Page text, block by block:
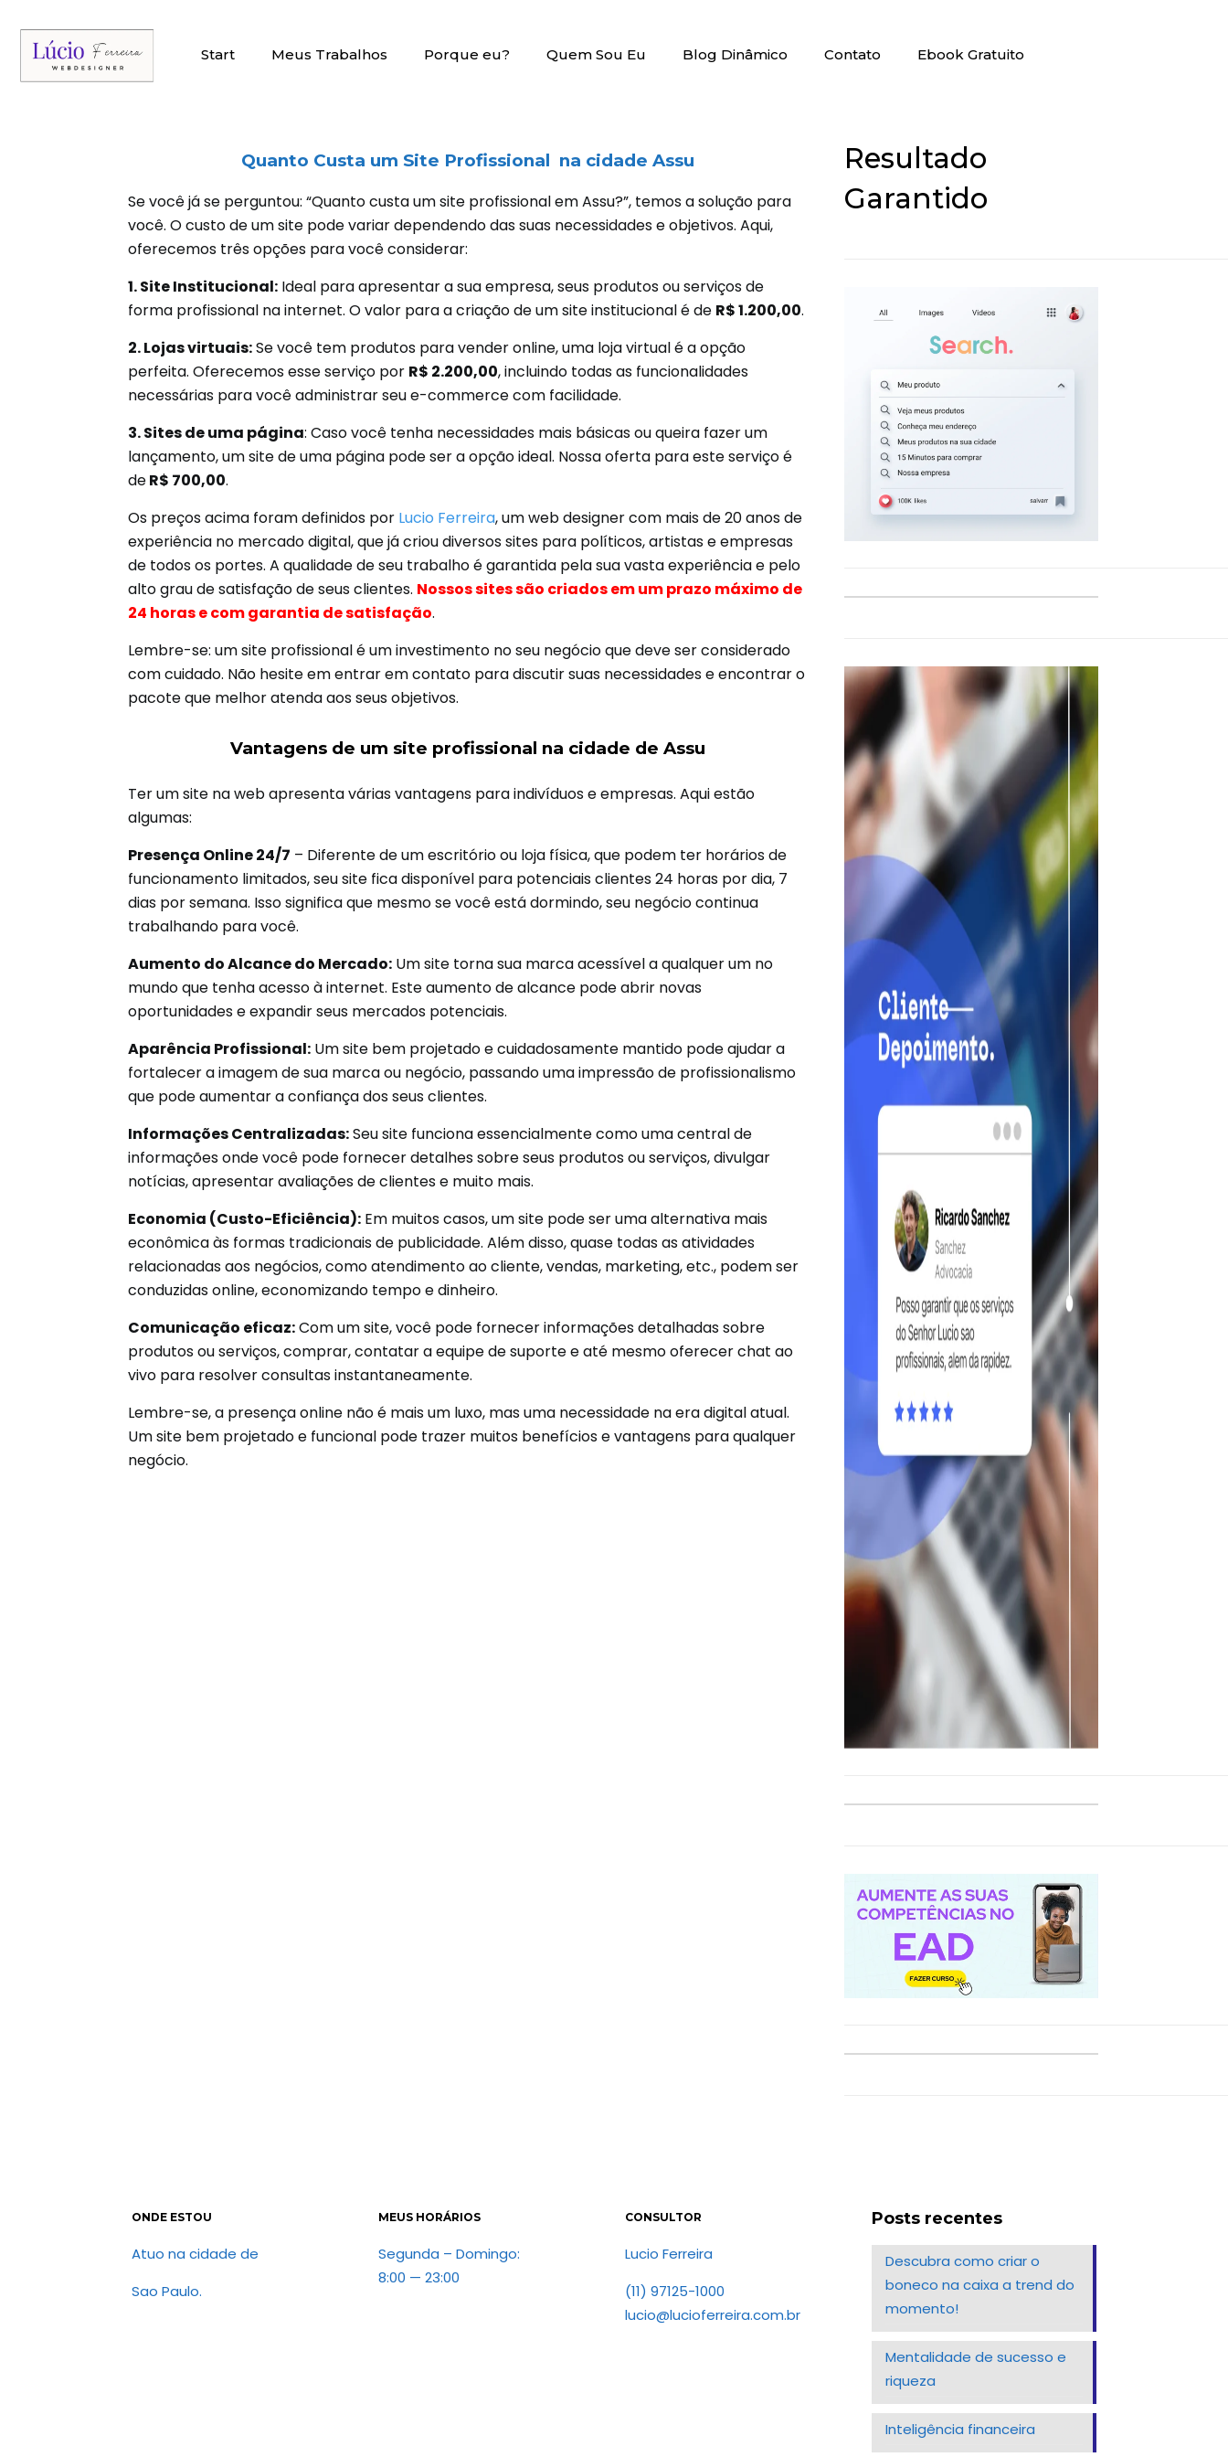
Start Meus Trabalhos Porque eu? Quem Sou Eu Blog Dinâmico Contato Ebook Gratuito
Quanto Custa um Site Profissional na cidade Assu
Se você já se perguntou: “Quanto custa um site profissional em Assu?”, temos a solução para
você. O custo de um site pode variar dependendo das suas necessidades e objetivos. Aqui,
oferecemos três opções para você considerar:
1. Site Institucional:Ideal para apresentar a sua empresa, seus produtos ou serviços de
forma profissional na internet. O valor para a criação de um site institucional é de R$ 1.200,00.
2. Lojas virtuais:Se você tem produtos para vender online, uma loja virtual é a opção
perfeita. Oferecemos esse serviço por R$ 2.200,00, incluindo todas as funcionalidades
necessárias para você administrar seu e-commerce com facilidade.
3. Sites de uma página: Caso você tenha necessidades mais básicas ou queira fazer um
lançamento, um site de uma página pode ser a opção ideal. Nossa oferta para este serviço é
deR$ 700,00.
Os preços acima foram definidos por Lucio Ferreira, um web designer com mais de 20 anos de
experiência no mercado digital, que já criou diversos sites para políticos, artistas e empresas
de todos os portes. A qualidade de seu trabalho é garantida pela sua vasta experiência e pelo
alto grau de satisfação de seus clientes. Nossos sites são criados em um prazo máximo de
24 horas e com garantia de satisfação.
Lembre-se: um site profissional é um investimento no seu negócio que deve ser considerado
com cuidado. Não hesite em entrar em contato para discutir suas necessidades e encontrar o
pacote que melhor atenda aos seus objetivos.
Vantagens de um site profissional na cidade de Assu
Ter um site na web apresenta várias vantagens para indivíduos e empresas. Aqui estão
algumas:
Presença Online 24/7 – Diferente de um escritório ou loja física, que podem ter horários de
funcionamento limitados, seu site fica disponível para potenciais clientes 24 horas por dia, 7
dias por semana. Isso significa que mesmo se você está dormindo, seu negócio continua
trabalhando para você.
Aumento do Alcance do Mercado:Um site torna sua marca acessível a qualquer um no
mundo que tenha acesso à internet. Este aumento de alcance pode abrir novas
oportunidades e expandir seus mercados potenciais.
Aparência Profissional:Um site bem projetado e cuidadosamente mantido pode ajudar a
fortalecer a imagem de sua marca ou negócio, passando uma impressão de profissionalismo
que pode aumentar a confiança dos seus clientes.
Informações Centralizadas:Seu site funciona essencialmente como uma central de
informações onde você pode fornecer detalhes sobre seus produtos ou serviços, divulgar
notícias, apresentar avaliações de clientes e muito mais.
Economia (Custo-Eficiência):Em muitos casos, um site pode ser uma alternativa mais
econômica às formas tradicionais de publicidade. Além disso, quase todas as atividades
relacionadas aos negócios, como atendimento ao cliente, vendas, marketing, etc., podem ser
conduzidas online, economizando tempo e dinheiro.
Comunicação eficaz:Com um site, você pode fornecer informações detalhadas sobre
produtos ou serviços, comprar, contatar a equipe de suporte e até mesmo oferecer chat ao
vivo para resolver consultas instantaneamente.
Lembre-se, a presença online não é mais um luxo, mas uma necessidade na era digital atual.
Um site bem projetado e funcional pode trazer muitos benefícios e vantagens para qualquer
negócio.
Resultado
Garantido
ONDE ESTOU
Atuo na cidade de
Sao Paulo.
MEUS HORÁRIOS
Segunda – Domingo:
8:00 — 23:00
CONSULTOR
Lucio Ferreira
(11) 97125-1000
lucio@lucioferreira.com.br
Posts recentes
Descubra como criar o
boneco na caixa a trend do
momento!
Mentalidade de sucesso e
riqueza
Inteligência financeira